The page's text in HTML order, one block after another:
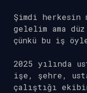
Şimdi
gelelim ama
çünkü bu iş
2025 yılında
işe, şehre,
çalıştığı